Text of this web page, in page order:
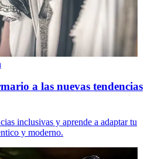
a las nuevas tendencias
inclusivas y aprende a adaptar tu
y moderno.